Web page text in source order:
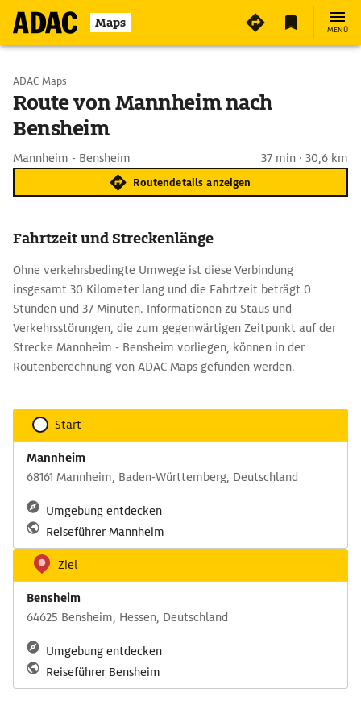
Maps MENÜ
Start wählen
Ziel eingeben
ADAC Maps
Route von Mannheim nach
Bensheim
Mannheim - Bensheim 37 min · 30,6 km
Routendetails anzeigen
Fahrtzeit und Streckenlänge
Ohne verkehrsbedingte Umwege ist diese Verbindung
insgesamt 30 Kilometer lang und die Fahrtzeit beträgt 0
Stunden und 37 Minuten. Informationen zu Staus und
Verkehrsstörungen, die zum gegenwärtigen Zeitpunkt auf der
Strecke Mannheim - Bensheim vorliegen, können in der
Routenberechnung von ADAC Maps gefunden werden.
Start
Mannheim
68161 Mannheim, Baden-Württemberg, Deutschland
Umgebung entdecken
Reiseführer Mannheim
Ziel
Bensheim
64625 Bensheim, Hessen, Deutschland
Umgebung entdecken
Reiseführer Bensheim